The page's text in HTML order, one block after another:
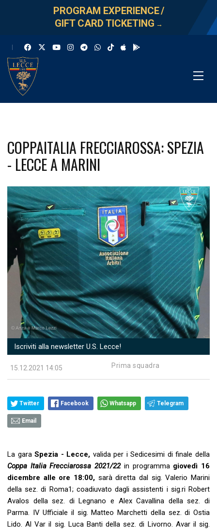
PROGRAM EXPERIENCE/
GIFT CARD TICKETING →
COPPAITALIA FRECCIAROSSA: SPEZIA
- LECCE A MARINI
Iscriviti alla newsletter U.S. Lecce!
15.12.2021 14:05 Prima squadra
Twitter Facebook Whatsapp Telegram
Email
La garaSpezia - Lecce, valida per i Sedicesimi di finale della
Coppa Italia Frecciarossa 2021/22in programmagiovedì 16
dicembre alle ore 18:00, sarà diretta dal sig. Valerio Marini
della sez. di Roma1; coadiuvato dagli assistenti i sig.ri Robert
Avalos della sez. di Legnano e Alex Cavallina della sez. di
Parma. IV Ufficiale il sig. Matteo Marchetti della sez. di Ostia
Lido. Al Var il sig. Luca Bantidella sez.di Livorno. Avar il sig.